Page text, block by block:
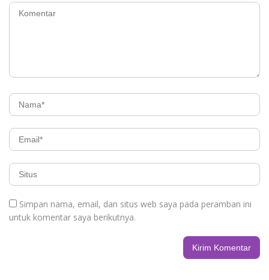
Simpan nama, email, dan situs web saya pada peramban ini
untuk komentar saya berikutnya.